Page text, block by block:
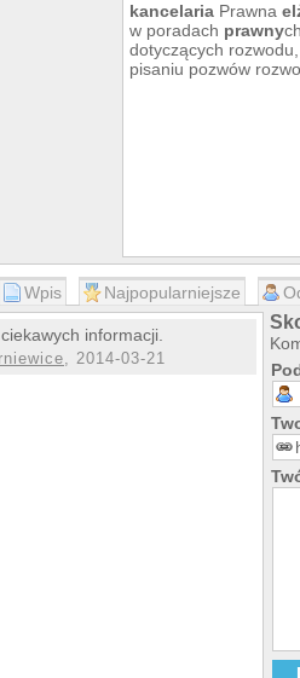
kancelaria Prawna
w poradach prawny
dotyczących
pisaniu pozwów
Wpis Najpopularniejsze
informacji.
, 2014-03-21